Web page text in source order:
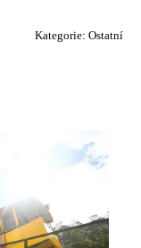
Kategorie: Ostatní